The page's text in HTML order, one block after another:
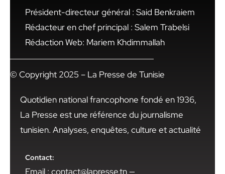
Président-directeur général : Said Benkraiem
Rédacteur en chef principal : Salem Trabelsi
Rédaction Web: Mariem Khdimmallah
© Copyright 2025 – La Presse de Tunisie
Quotidien national francophone fondé en 1936,
La Presse est une référence du journalisme
tunisien. Analyses, enquêtes, culture et actualité
Contact:
Email : contact@lapresse.tn —